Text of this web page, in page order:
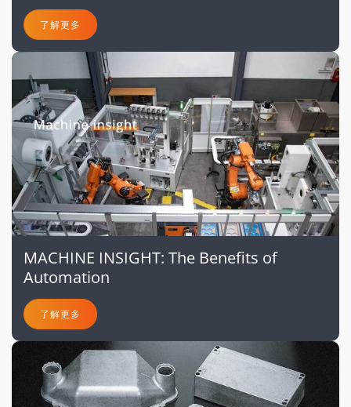
了解更多
MACHINE INSIGHT: The Benefits of
Automation
了解更多